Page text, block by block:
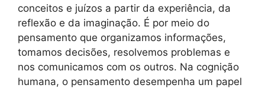
conceitos e juízos a partir da experiência, da
reflexão e da imaginação. É por meio do
pensamento que organizamos informações,
tomamos decisões, resolvemos problemas e
nos comunicamos com os outros. Na cognição
humana, o pensamento desempenha um papel